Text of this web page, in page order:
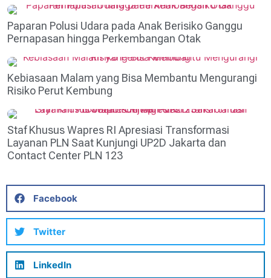
Paparan Polusi Udara pada Anak Berisiko Ganggu
Pernapasan hingga Perkembangan Otak
Kebiasaan Malam yang Bisa Membantu Mengurangi
Risiko Perut Kembung
Staf Khusus Wapres RI Apresiasi Transformasi
Layanan PLN Saat Kunjungi UP2D Jakarta dan
Contact Center PLN 123
Facebook
Twitter
LinkedIn